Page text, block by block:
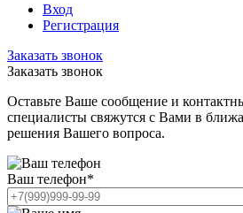
Вход
Регистрация
Заказать звонок
Заказать звонок
Оставьте Ваше сообщение и
специалисты свяжутся с Вами в
решения Вашего вопроса.
Ваш телефон*